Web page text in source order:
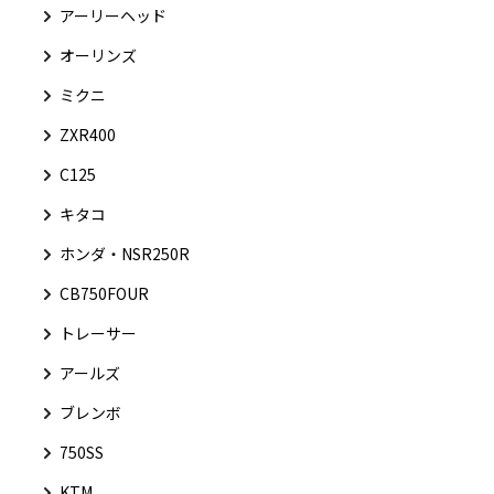
アーリーヘッド
オーリンズ
ミクニ
ZXR400
C125
キタコ
ホンダ・NSR250R
CB750FOUR
トレーサー
アールズ
ブレンボ
750SS